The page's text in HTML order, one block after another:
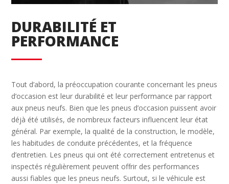
DURABILITÉ ET
PERFORMANCE
Tout d’abord, la préoccupation courante concernant les pneus
d’occasion est leur durabilité et leur performance par rapport
aux pneus neufs. Bien que les pneus d’occasion puissent avoir
déjà été utilisés, de nombreux facteurs influencent leur état
général. Par exemple, la qualité de la construction, le modèle,
les habitudes de conduite précédentes, et la fréquence
d’entretien. Les pneus qui ont été correctement entretenus et
inspectés régulièrement peuvent offrir des performances
aussi fiables que les pneus neufs. Surtout, si le véhicule est